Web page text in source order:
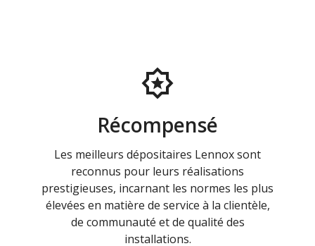
Récompensé
Les meilleurs dépositaires Lennox sont
reconnus pour leurs réalisations
prestigieuses, incarnant les normes les plus
élevées en matière de service à la clientèle,
de communauté et de qualité des
installations.